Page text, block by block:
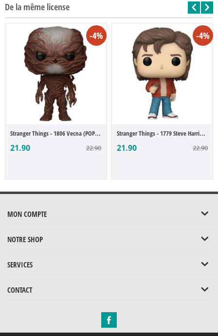
De la même license
-4%
Stranger Things - 1806 Vecna (POP Figure)
21.90 22.90
-4%
Stranger Things - 1779 Steve Harrington (...
21.90 22.90
MON COMPTE
NOTRE SHOP
SERVICES
CONTACT